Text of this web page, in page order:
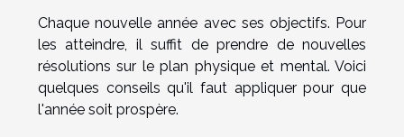
Chaque nouvelle année avec ses objectifs. Pour
les atteindre, il suffit de prendre de nouvelles
résolutions sur le plan physique et mental. Voici
quelques conseils qu'il faut appliquer pour que
l'année soit prospère.